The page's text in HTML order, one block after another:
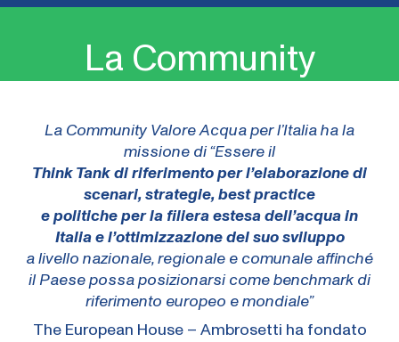
La Community
La Community Valore Acqua per l’Italia ha la
missione di “Essere il
Think Tank di riferimento per l’elaborazione di
scenari, strategie, best practice
e politiche per la filiera estesa dell’acqua in
Italia e l’ottimizzazione del suo sviluppo
a livello nazionale, regionale e comunale affinché
il Paese possa posizionarsi come benchmark di
riferimento europeo e mondiale”
The European House – Ambrosetti ha fondato